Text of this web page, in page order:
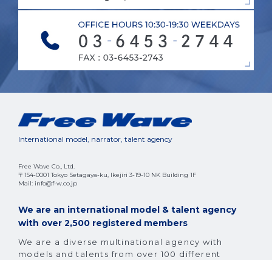
International model, narrator, talent agency
Free Wave Co., Ltd.
〒154-0001 Tokyo Setagaya-ku, Ikejiri 3-19-10 NK Building 1F
Mail: info@f-w.co.jp
We are an international model & talent agency
with over 2,500 registered members
We are a diverse multinational agency with
models and talents from over 100 different